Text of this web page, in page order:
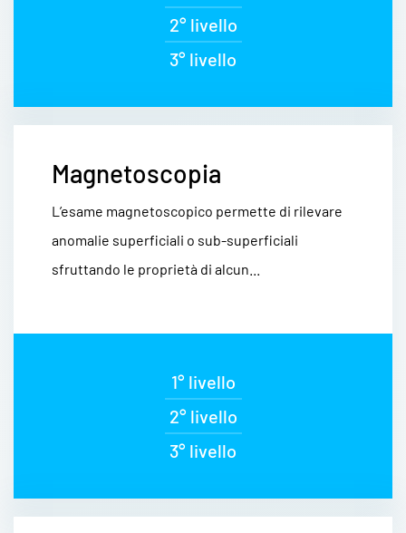
2° livello
3° livello
Magnetoscopia
L’esame magnetoscopico permette di rilevare
anomalie superficiali o sub-superficiali
sfruttando le proprietà di alcun...
1° livello
2° livello
3° livello